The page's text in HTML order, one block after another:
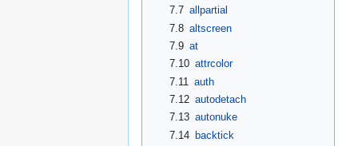
7.7 allpartial
7.8 altscreen
7.9 at
7.10 attrcolor
7.11 auth
7.12 autodetach
7.13 autonuke
7.14 backtick